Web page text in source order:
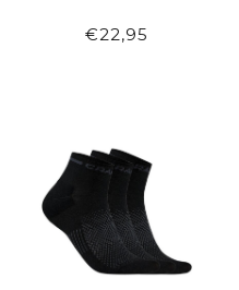
€22,95